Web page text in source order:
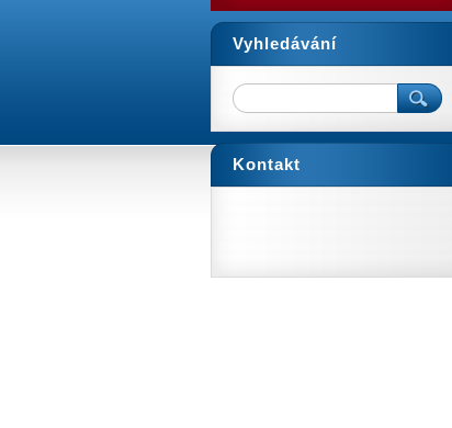
Vyhledávání
Kontakt